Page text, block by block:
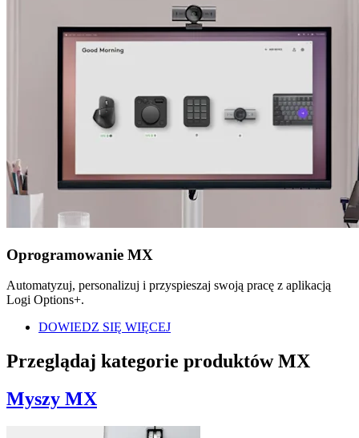
Oprogramowanie MX
Automatyzuj, personalizuj i przyspieszaj swoją pracę z aplikacją
Logi Options+.
DOWIEDZ SIĘ WIĘCEJ
Przeglądaj kategorie produktów MX
Myszy MX